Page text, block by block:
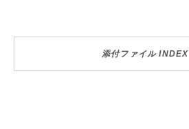
添付ファイル INDEX